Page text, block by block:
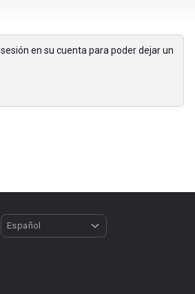
en su cuenta para poder dejar un
Español